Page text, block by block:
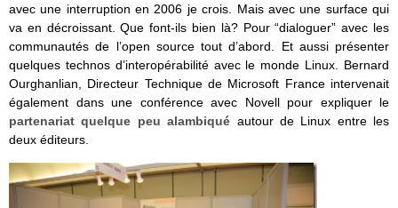
avec une interruption en 2006 je crois. Mais avec une surface qui
va en décroissant. Que font-ils bien là? Pour “dialoguer” avec les
communautés de l’open source tout d’abord. Et aussi présenter
quelques technos d’interopérabilité avec le monde Linux. Bernard
Ourghanlian, Directeur Technique de Microsoft France intervenait
également dans une conférence avec Novell pour expliquer le
partenariat quelque peu alambiqué autour de Linux entre les
deux éditeurs.